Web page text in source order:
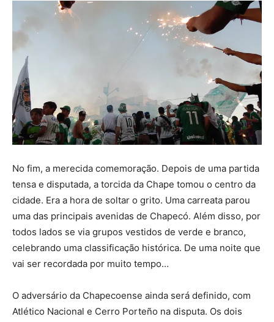
No fim, a merecida comemoração. Depois de uma partida
tensa e disputada, a torcida da Chape tomou o centro da
cidade. Era a hora de soltar o grito. Uma carreata parou
uma das principais avenidas de Chapecó. Além disso, por
todos lados se via grupos vestidos de verde e branco,
celebrando uma classificação histórica. De uma noite que
vai ser recordada por muito tempo…
O adversário da Chapecoense ainda será definido, com
Atlético Nacional e Cerro Porteño na disputa. Os dois